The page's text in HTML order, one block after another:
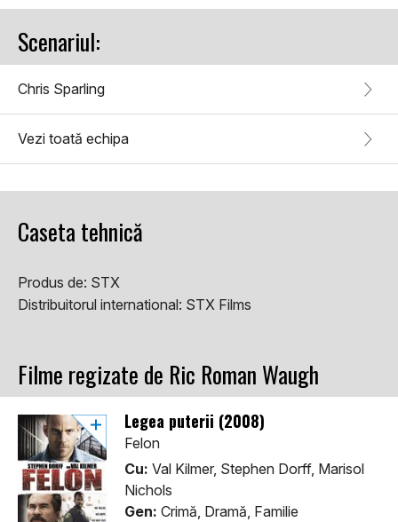
Scenariul:
Chris Sparling
Vezi toată echipa
Caseta tehnică
Produs de: STX
Distribuitorul international: STX Films
Filme regizate de Ric Roman Waugh
Legea puterii (2008)
Felon
Cu: Val Kilmer, Stephen Dorff, Marisol
Nichols
Gen: Crimă, Dramă, Familie